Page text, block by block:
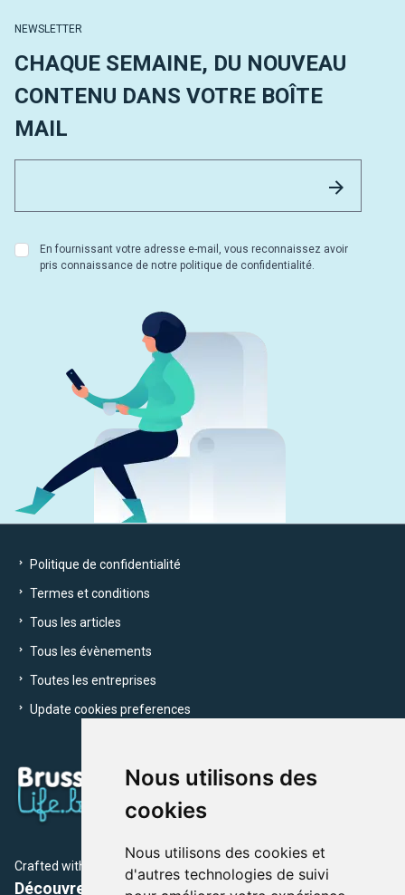
Nous utilisons des
cookies
Nous utilisons des cookies et
d'autres technologies de suivi
NEWSLETTER
CHAQUE SEMAINE, DU NOUVEAU
CONTENU DANS VOTRE BOÎTE
MAIL
En fournissant votre adresse e-mail, vous reconnaissez avoir
pris connaissance de notre politique de confidentialité.
Politique de confidentialité
Termes et conditions
Tous les articles
Tous les évènements
Toutes les entreprises
Update cookies preferences
Crafted with by Brusselslife Team
Découvrez plus de 12 000 adresses et événements